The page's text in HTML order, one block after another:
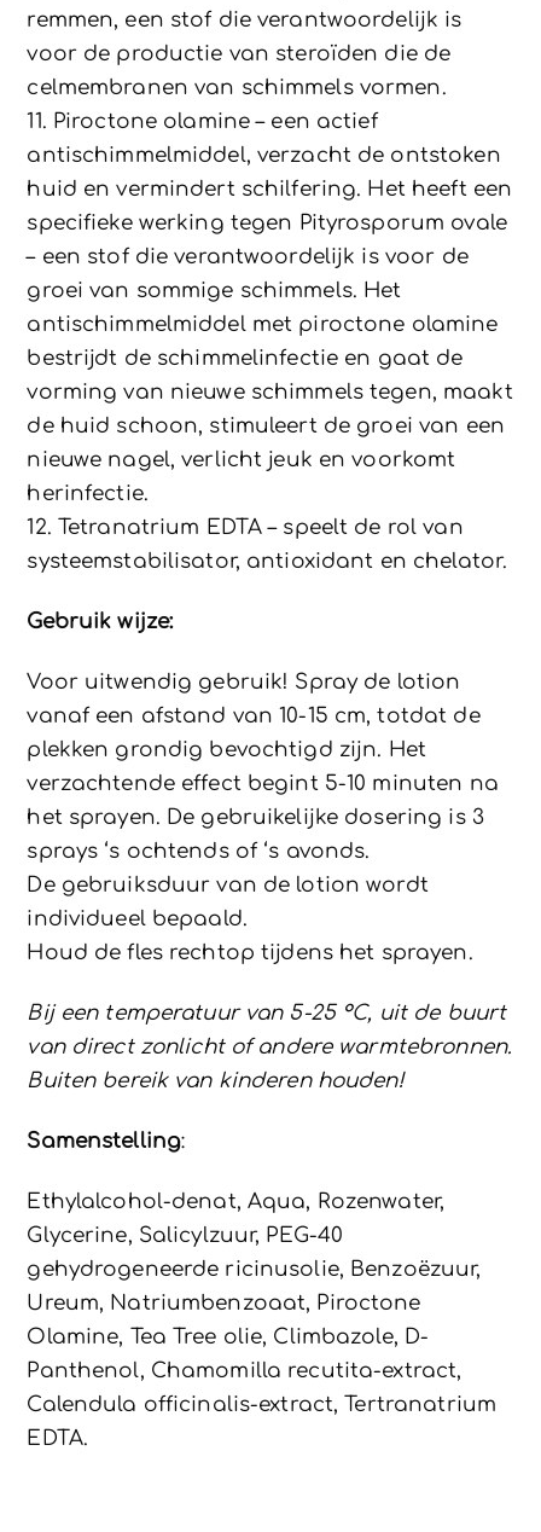
remmen, een stof die verantwoordelijk is
voor de productie van steroïden die de
celmembranen van schimmels vormen.
11. Piroctone olamine – een actief
antischimmelmiddel, verzacht de ontstoken
huid en vermindert schilfering. Het heeft een
specifieke werking tegen Pityrosporum ovale
– een stof die verantwoordelijk is voor de
groei van sommige schimmels. Het
antischimmelmiddel met piroctone olamine
bestrijdt de schimmelinfectie en gaat de
vorming van nieuwe schimmels tegen, maakt
de huid schoon, stimuleert de groei van een
nieuwe nagel, verlicht jeuk en voorkomt
herinfectie.
12. Tetranatrium EDTA – speelt de rol van
systeemstabilisator, antioxidant en chelator.
Gebruik wijze:
Voor uitwendig gebruik! Spray de lotion
vanaf een afstand van 10-15 cm, totdat de
plekken grondig bevochtigd zijn. Het
verzachtende effect begint 5-10 minuten na
het sprayen. De gebruikelijke dosering is 3
sprays ‘s ochtends of ‘s avonds.
De gebruiksduur van de lotion wordt
individueel bepaald.
Houd de fles rechtop tijdens het sprayen.
Bij een temperatuur van 5-25 °C, uit de buurt
van direct zonlicht of andere warmtebronnen.
Buiten bereik van kinderen houden!
Samenstelling:
Ethylalcohol-denat, Aqua, Rozenwater,
Glycerine, Salicylzuur, PEG-40
gehydrogeneerde ricinusolie, Benzoëzuur,
Ureum, Natriumbenzoaat, Piroctone
Olamine, Tea Tree olie, Climbazole, D-
Panthenol, Chamomilla recutita-extract,
Calendula officinalis-extract, Tertranatrium
EDTA.